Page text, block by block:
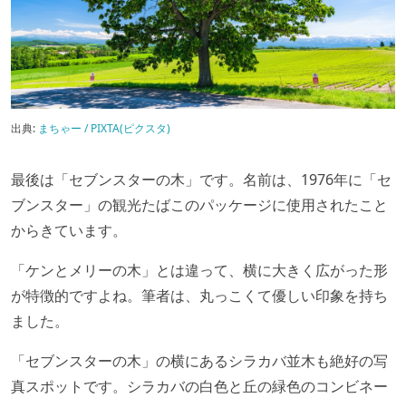
出典: まちゃー / PIXTA(ピクスタ)
最後は「セブンスターの木」です。名前は、1976年に「セ
ブンスター」の観光たばこのパッケージに使用されたこと
からきています。
「ケンとメリーの木」とは違って、横に大きく広がった形
が特徴的ですよね。筆者は、丸っこくて優しい印象を持ち
ました。
「セブンスターの木」の横にあるシラカバ並木も絶好の写
真スポットです。シラカバの白色と丘の緑色のコンビネー